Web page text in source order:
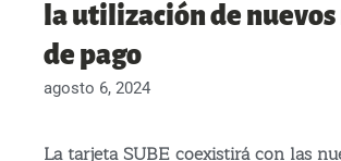
la utilización de
de pago
agosto 6, 2024
La tarjeta SUBE coexistirá con las